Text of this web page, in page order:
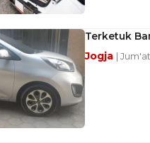
Terketuk
Jogja |